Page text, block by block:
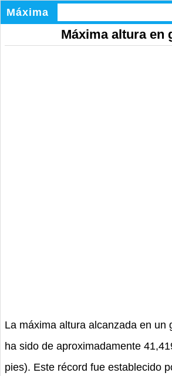
Máxima
Máxima altura en
La máxima altura alcanzada en un
ha sido de aproximadamente
pies). Este récord fue establecido